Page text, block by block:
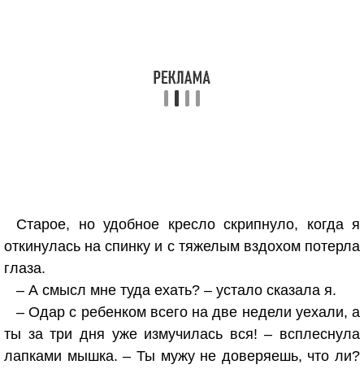
Старое, но удобное кресло скрипнуло, когда я
откинулась на спинку и с тяжелым вздохом потерла
глаза.
– А смысл мне туда ехать? – устало сказала я.
– Одар с ребенком всего на две недели уехали, а
ты за три дня уже измучилась вся! – всплеснула
лапками мышка. – Ты мужу не доверяешь, что ли?